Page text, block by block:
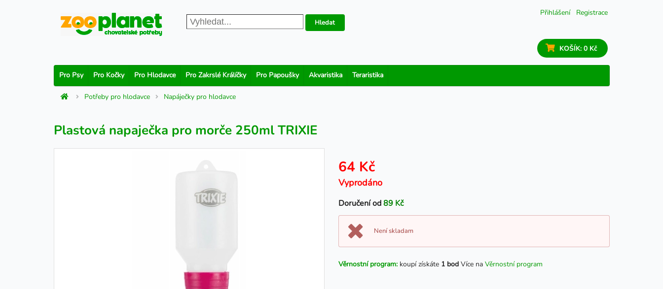
Přihlášení Registrace
Hledat
KOŠÍK: 0 Kč
Pro Psy Pro Kočky Pro Hlodavce Pro Zakrslé Králíčky Pro Papoušky Akvaristika Teraristika
Potřeby pro hlodavce Napáječky pro hlodavce
Plastová napaječka pro morče 250ml TRIXIE
64 Kč
Vyprodáno
Doručení od89 Kč
Není skladam
Věrnostní program: koupí získáte 1 bod Více na Věrnostní program